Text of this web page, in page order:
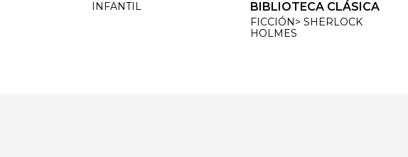
INFANTIL
BIBLIOTECA CLÁSICA
FICCIÓN> SHERLOCK
HOLMES
BIBLIOTECA CLÁSICA
FICCIÓN> SHERLOCK
HOLMES